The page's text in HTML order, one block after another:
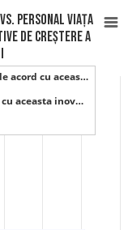
personal viața
de creștere a
acord cu aceas…
aceasta inov…